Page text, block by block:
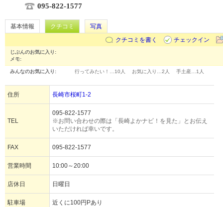
095-822-1577
基本情報 クチコミ
写真
クチコミを書く
チェックイン
じぶんのお気に入り:
メモ:
みんなのお気に入り: 行ってみたい！… 10人 お気に入り… 2人 手土産… 1人
住所 長崎市桜町1-2
TEL
095-822-1577
※お問い合わせの際は「長崎よかナビ！を見た」とお伝え
いただければ幸いです。
FAX 095-822-1577
営業時間 10:00～20:00
店休日 日曜日
駐車場 近くに100円Pあり